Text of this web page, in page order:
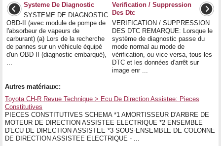
Systeme De Diagnostic
SYSTEME DE DIAGNOSTIC
OBD-II (avec module de pompe de
l'absorbeur de vapeurs de
carburant) (a) Lors de la recherche
de pannes sur un véhicule équipé
d'un OBD II (diagnostic embarqué),
Verification / Suppression
Des Dtc
VERIFICATION / SUPPRESSION
DES DTC REMARQUE: Lorsque le
système de diagnostic passe du
mode normal au mode de
vérification, ou vice versa, tous les
DTC et les données d'arrêt sur
image enr ...
Autres matériaux::
Toyota CH-R Revue Technique > Ecu De Direction Assistee: Pieces
Constitutives
PIECES CONSTITUTIVES SCHEMA *1 AMORTISSEUR D'ARBRE DE
MOTEUR DE DIRECTION ASSISTEE ELECTRIQUE *2 ENSEMBLE
D'ECU DE DIRECTION ASSISTEE *3 SOUS-ENSEMBLE DE COLONNE
DE DIRECTION ASSISTEE ELECTRIQUE - ...